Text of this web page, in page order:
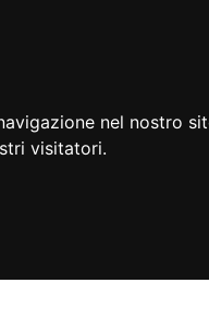
nel nostro
visitatori.